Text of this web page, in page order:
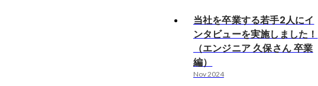
当社を卒業する若手2人にイ
ンタビューを実施しました！
（エンジニア 久保さん 卒業
編）
Nov 2024